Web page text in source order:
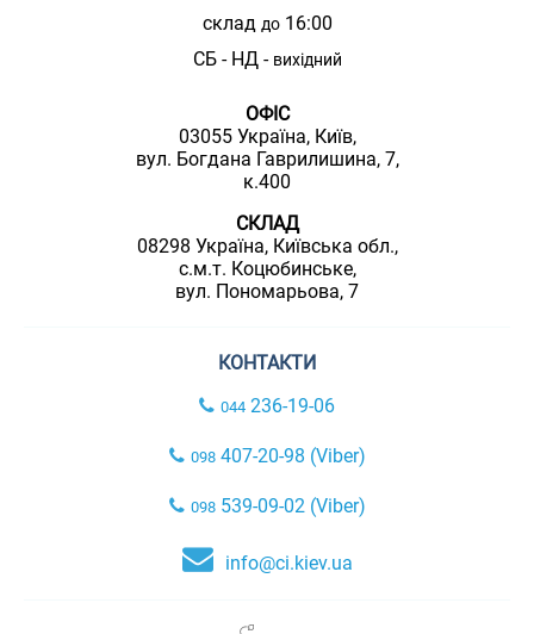
склад до16:00
СБ - НД - вихідний
ОФІС
03055 Україна, Київ,
вул. Богдана Гаврилишина, 7,
к.400
СКЛАД
08298 Україна, Київська обл.,
с.м.т. Коцюбинське,
вул. Пономарьова, 7
КОНТАКТИ
044 236-19-06
098407-20-98 (Viber)
098539-09-02 (Viber)
info@ci.kiev.ua